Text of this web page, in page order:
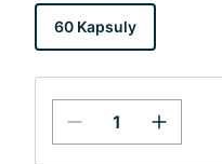
60 Kapsuly